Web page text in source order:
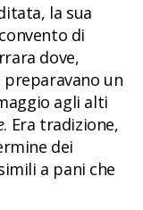
la sua
di
dove,
preparavano un
agli alti
. Era tradizione,
dei
a pani che